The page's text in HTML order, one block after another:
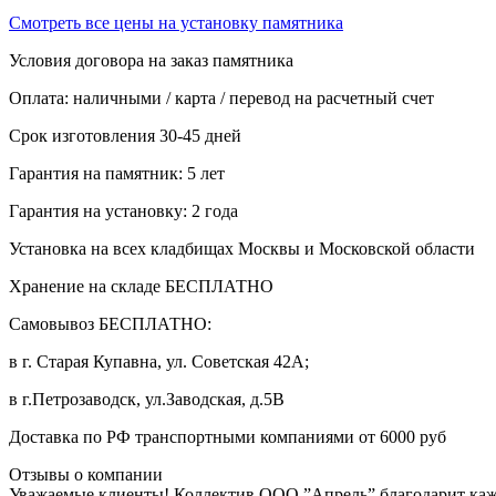
Смотреть все цены на установку памятника
Условия договора на заказ памятника
Оплата: наличными / карта / перевод на расчетный счет
Срок изготовления 30-45 дней
Гарантия на памятник: 5 лет
Гарантия на установку: 2 года
Установка на всех кладбищах Москвы и Московской области
Хранение на складе БЕСПЛАТНО
Самовывоз БЕСПЛАТНО:
в г. Старая Купавна, ул. Советская 42А;
в г.Петрозаводск, ул.Заводская, д.5В
Доставка по РФ транспортными компаниями от 6000 руб
Отзывы о компании